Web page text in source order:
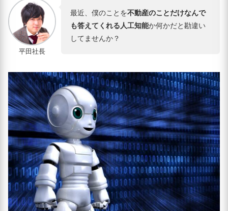
平田社長
最近、僕のことを不動産のことだけなんで
も答えてくれる人工知能か何かだと勘違い
してませんか？